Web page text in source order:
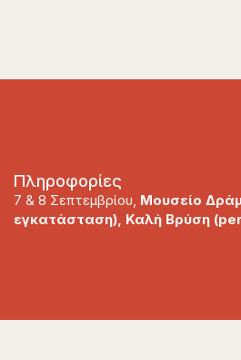
Πληροφορίες
7 & 8 Σεπτεμβρίου, Μουσείο
εγκατάσταση), Καλή Βρύση (